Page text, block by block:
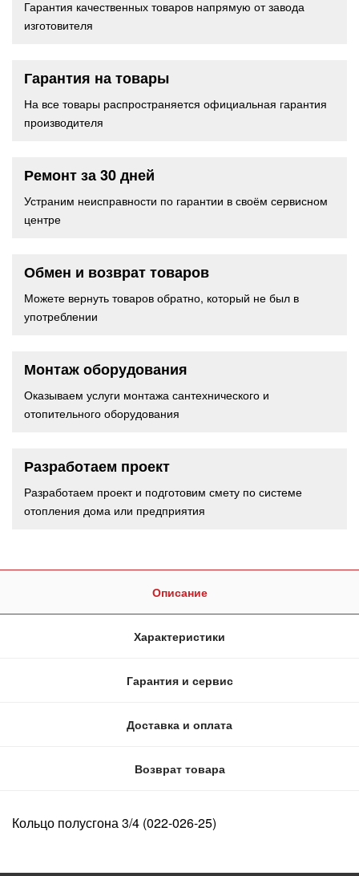
Гарантия качественных товаров напрямую от завода
изготовителя
Гарантия на товары
На все товары распространяется официальная гарантия
производителя
Ремонт за 30 дней
Устраним неисправности по гарантии в своём сервисном
центре
Обмен и возврат товаров
Можете вернуть товаров обратно, который не был в
употреблении
Монтаж оборудования
Оказываем услуги монтажа сантехнического и
отопительного оборудования
Разработаем проект
Разработаем проект и подготовим смету по системе
отопления дома или предприятия
Описание
Характеристики
Гарантия и сервис
Доставка и оплата
Возврат товара
Кольцо полусгона 3/4 (022-026-25)